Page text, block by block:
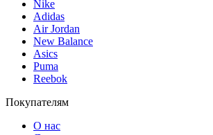
Nike
Adidas
Air Jordan
New Balance
Asics
Puma
Reebok
Покупателям
О нас